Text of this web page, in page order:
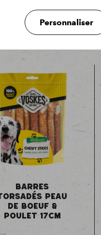
Personnaliser
BARRES
PEAU
DE BOEUF &
POULET 17CM